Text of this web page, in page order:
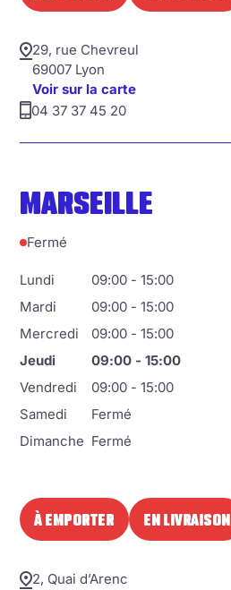
29, rue Chevreul
69007 Lyon
Voir sur la carte
04 37 37 45 20
MARSEILLE
À EMPORTER EN LIVRAISON
Fermé
Lundi
09:00 - 15:00
Mardi
09:00 - 15:00
Mercredi
09:00 - 15:00
Jeudi
09:00 - 15:00
Vendredi
09:00 - 15:00
Samedi
Fermé
Dimanche Fermé
2, Quai d’Arenc